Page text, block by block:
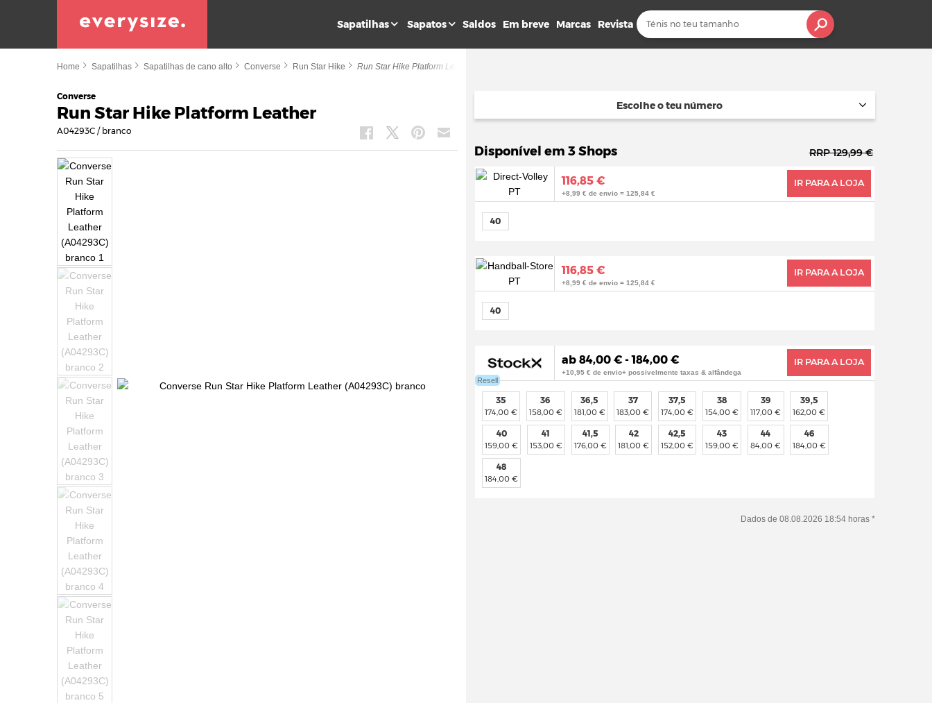
Sapatilhas Sapatos Saldos Em breve Marcas Revista
Home Sapatilhas Sapatilhas de cano alto Converse Run Star Hike Run Star Hike Platform Leather
Converse
Run Star Hike Platform Leather
A04293C / branco
Escolhe o teu número
Disponível em 3 Shops RRP 129,99 €
116,85 €
+8,99 € de envio = 125,84 €
IR PARA A LOJA
40
116,85 €
+8,99 € de envio = 125,84 €
IR PARA A LOJA
40
Resell
ab 84,00 € - 184,00 €
+10,95 € de envio+ possivelmente taxas & alfândega
IR PARA A LOJA
35
174,00 €
36
158,00 €
36,5
181,00 €
37
183,00 €
37,5
174,00 €
38
154,00 €
39
117,00 €
39,5
162,00 €
40
159,00 €
41
153,00 €
41,5
176,00 €
42
181,00 €
42,5
152,00 €
43
159,00 €
44
84,00 €
46
184,00 €
48
184,00 €
Dados de 08.08.2026 18:54 horas *